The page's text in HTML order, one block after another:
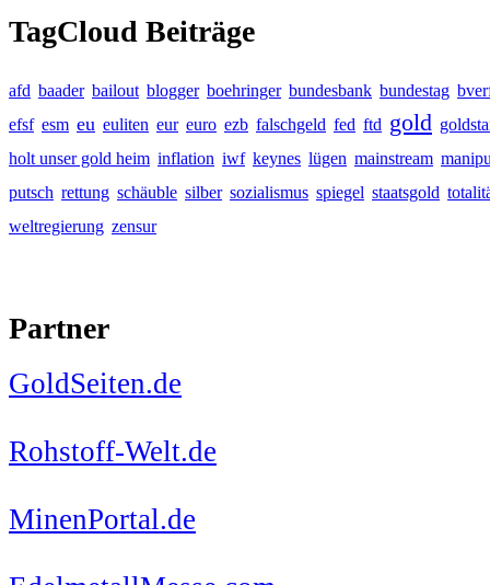
TagCloud Beiträge
afd baader bailout blogger boehringer bundesbank bundestag
efsf esm eu euliten eur euro ezb falschgeld fed ftd gold
holt unser gold heim inflation iwf keynes lügen mainstream
putsch rettung schäuble silber sozialismus spiegel staatsgold
weltregierung zensur
Partner
GoldSeiten.de
Rohstoff-Welt.de
MinenPortal.de